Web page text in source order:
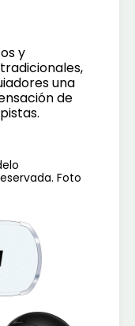
y
una
de
Foto